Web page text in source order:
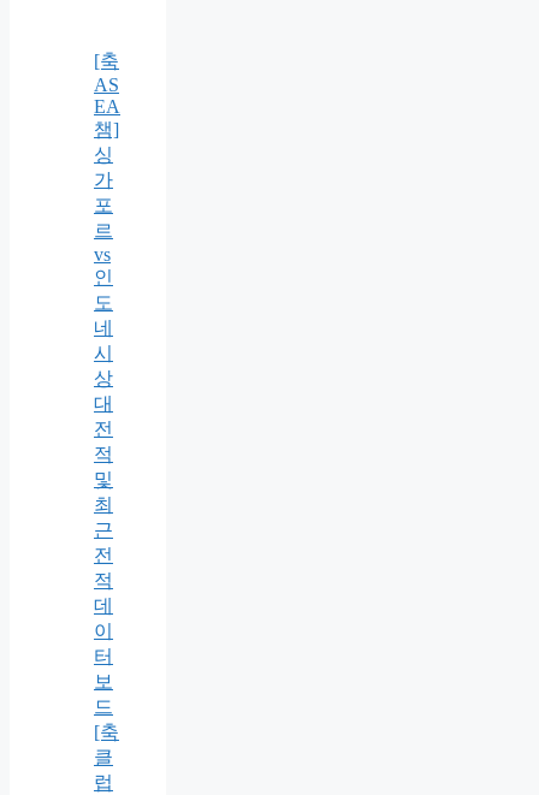
[축
AS
EA
챔]
싱
가
포
르
vs
인
도
네
시
상
대
전
적
및
최
근
전
적
데
이
터
보
드
[축
클
럽